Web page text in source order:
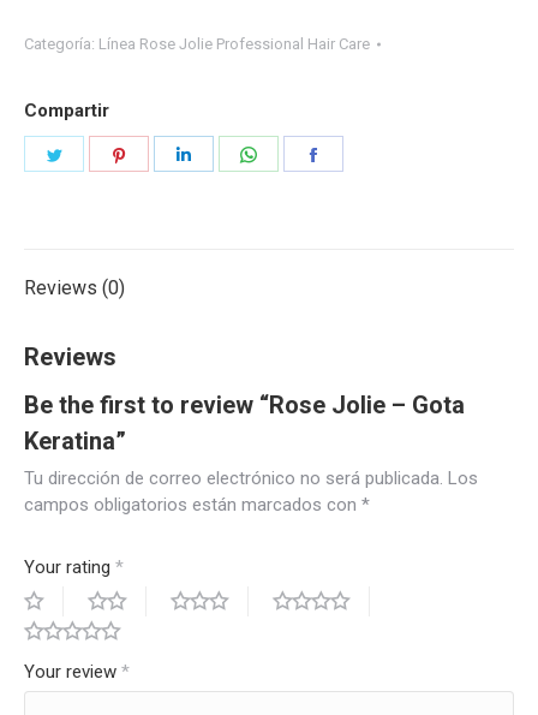
Gota
quantity
Categoría: Línea Rose Jolie Professional Hair Care
Compartir
Reviews (0)
Reviews
Be the first to review “Rose Jolie – Gota
Keratina”
Tu dirección de correo electrónico no será publicada. Los
campos obligatorios están marcados con *
Your rating *
Your review *